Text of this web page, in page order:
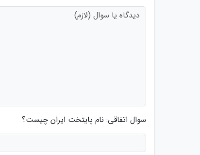
سوال اتفاقی: نام پایتخت ایران چیست؟